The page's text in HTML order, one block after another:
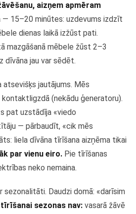
aizņem apmēram
— 15–20 minūtes: uzdevums izdzīt
dienas laikā izžūst pati.
mazgāšanā mēbele žūst 2–3
dīvāna jau var sēdēt.
jautājums. Mēs
(nekādu ģeneratoru).
pat uzstādīja «viedo
— pārbaudīt, «cik mēs
liela dīvāna tīrīšana aizņēma tikai
par vienu eiro. Pie tīrīšanas
neko nemaina.
Daudzi domā: «darīsim
tīrīšanai sezonas nav: vasarā žāvē